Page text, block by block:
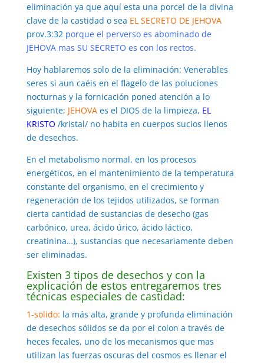
eliminación ya que aquí esta una porcel de la divina
clave de la castidad o sea EL SECRETO DE JEHOVA
prov.3:32 porque el perverso es abominado de
JEHOVA mas SU SECRETO es con los rectos.
Hoy hablaremos solo de la eliminación: Venerables
seres si aun caéis en el flagelo de las poluciones
nocturnas y la fornicación poned atención a lo
siguiente; JEHOVAes el DIOS de la limpieza, EL
KRISTO /kristal/ no habita en cuerpos sucios llenos
de desechos.
En el metabolismo normal, en los procesos
energéticos, en el mantenimiento de la temperatura
constante del organismo, en el crecimiento y
regeneración de los tejidos utilizados, se forman
cierta cantidad de sustancias de desecho (gas
carbónico, urea, ácido úrico, ácido láctico,
creatinina…), sustancias que necesariamente deben
ser eliminadas.
Existen 3 tipos de desechos y con la
explicación de estos entregaremos tres
técnicas especiales de castidad:
1-solido: la más alta, grande y profunda eliminación
de desechos sólidos se da por el colon a través de
heces fecales, uno de los mecanismos que mas
utilizan las fuerzas oscuras del cosmos es llenar el